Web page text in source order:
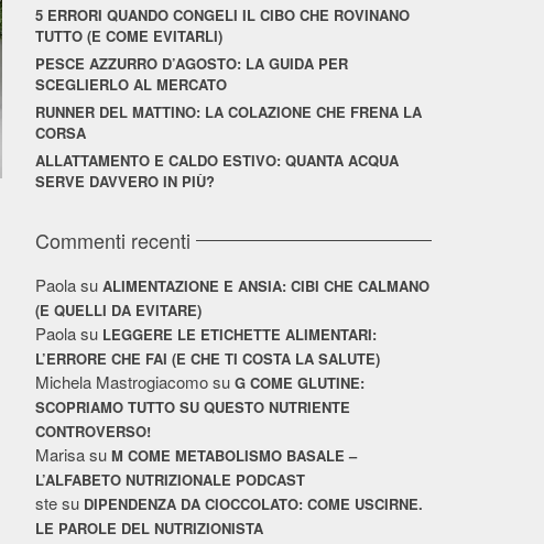
5 ERRORI QUANDO CONGELI IL CIBO CHE ROVINANO
TUTTO (E COME EVITARLI)
PESCE AZZURRO D’AGOSTO: LA GUIDA PER
SCEGLIERLO AL MERCATO
RUNNER DEL MATTINO: LA COLAZIONE CHE FRENA LA
CORSA
ALLATTAMENTO E CALDO ESTIVO: QUANTA ACQUA
SERVE DAVVERO IN PIÙ?
Commenti recenti
Paolasu ALIMENTAZIONE E ANSIA: CIBI CHE CALMANO
(E QUELLI DA EVITARE)
Paolasu LEGGERE LE ETICHETTE ALIMENTARI:
L’ERRORE CHE FAI (E CHE TI COSTA LA SALUTE)
Michela Mastrogiacomosu G COME GLUTINE:
SCOPRIAMO TUTTO SU QUESTO NUTRIENTE
CONTROVERSO!
Marisasu M COME METABOLISMO BASALE –
L’ALFABETO NUTRIZIONALE PODCAST
stesu DIPENDENZA DA CIOCCOLATO: COME USCIRNE.
LE PAROLE DEL NUTRIZIONISTA